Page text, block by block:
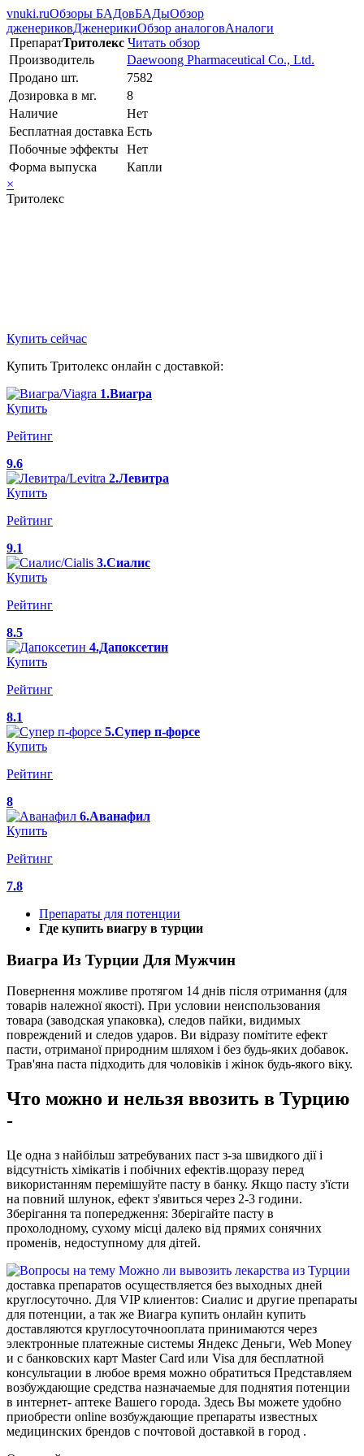
vnuki.ruОбзоры БАДовБАДыОбзор
дженериковДженерикиОбзор аналоговАналоги
ПрепаратТритолекс Читать обзор
Производитель
Daewoong Pharmaceutical Co., Ltd.
Продано шт.
7582
Дозировка в мг.
8
Наличие
Нет
Бесплатная доставка Есть
Побочные эффекты Нет
Форма выпуска
Капли
×
Тритолекс
Купить сейчас
Купить Тритолекс онлайн с доставкой:
1.Виагра
Купить
Рейтинг
9.6
2.Левитра
Купить
Рейтинг
9.1
3.Сиалис
Купить
Рейтинг
8.5
4.Дапоксетин
Купить
Рейтинг
8.1
5.Супер п-форсе
Купить
Рейтинг
8
6.Аванафил
Купить
Рейтинг
7.8
Препараты для потенции
Где купить виагру в турции
Виагра Из Турции Для Мужчин
Повернення можливе протягом 14 днів після отримання (для
товарів належної якості). При условии неиспользования
товара (заводская упаковка), следов пайки, видимых
повреждений и следов ударов. Ви відразу помітите ефект
пасти, отриманої природним шляхом і без будь-яких добавок.
Трав'яна паста підходить для чоловіків і жінок будь-якого віку.
Что можно и нельзя ввозить в Турцию
-
Це одна з найбільш затребуваних паст з-за швидкого дії і
відсутність хімікатів і побічних ефектів.щоразу перед
використанням перемішуйте пасту в банку. Якщо пасту з'їсти
на повний шлунок, ефект з'явиться через 2-3 години.
Зберігання та попередження: Зберігайте пасту в
прохолодному, сухому місці далеко від прямих сонячних
променів, недоступному для дітей.
доставка препаратов осуществляется без выходных дней
круглосуточно. Для VIP клиентов: Сиалис и другие препараты
для потенции, а так же Виагра купить онлайн купить
доставляются круглосуточнооплата принимаются через
электронные платежные системы Яндекс Деньги, Web Money
и с банковских карт Master Card или Visa для бесплатной
консультации в любое время можно обратиться Представляем
возбуждающие средства назначаемые для поднятия потенции
в интернет- аптеке Вашего города. Здесь Вы можете удобно
приобрести online возбуждающие препараты известных
медицинских брендов с почтовой доставкой в город .